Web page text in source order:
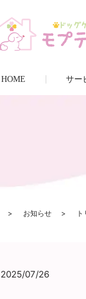
HOME サー
お知らせ
2025/07/26